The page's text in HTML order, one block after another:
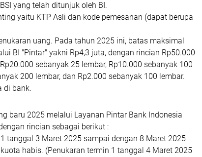
yang telah ditunjuk oleh BI.
yaitu KTP Asli dan kode pemesanan (dapat berupa
uang. Pada tahun 2025 ini, batas maksimal
BI "Pintar" yakni Rp4,3 juta, dengan rincian Rp50.000
sebanyak 25 lembar, Rp10.000 sebanyak 100
200 lembar, dan Rp2.000 sebanyak 100 lembar.
di bank.
baru 2025 melalui Layanan Pintar Bank Indonesia
rincian sebagai berikut :
tanggal 3 Maret 2025 sampai dengan 8 Maret 2025
habis. (Penukaran termin 1 tanggal 4 Maret 2025